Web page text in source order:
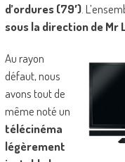
d’ordures (79′).
sous la direction de Mr
Au rayon
défaut, nous
avons tout de
même noté un
télécinéma
légèrement